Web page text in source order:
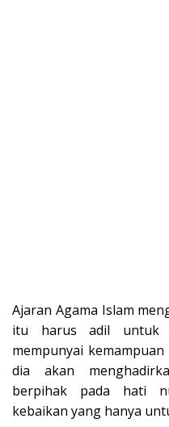
Ajaran Agama Islam
itu harus adil untuk
mempunyai
dia akan
berpihak pada hati
kebaikan yang hanya